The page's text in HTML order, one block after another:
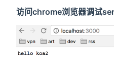
访问chrome浏览器调试